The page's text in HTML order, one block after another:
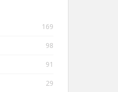
169
98
91
29